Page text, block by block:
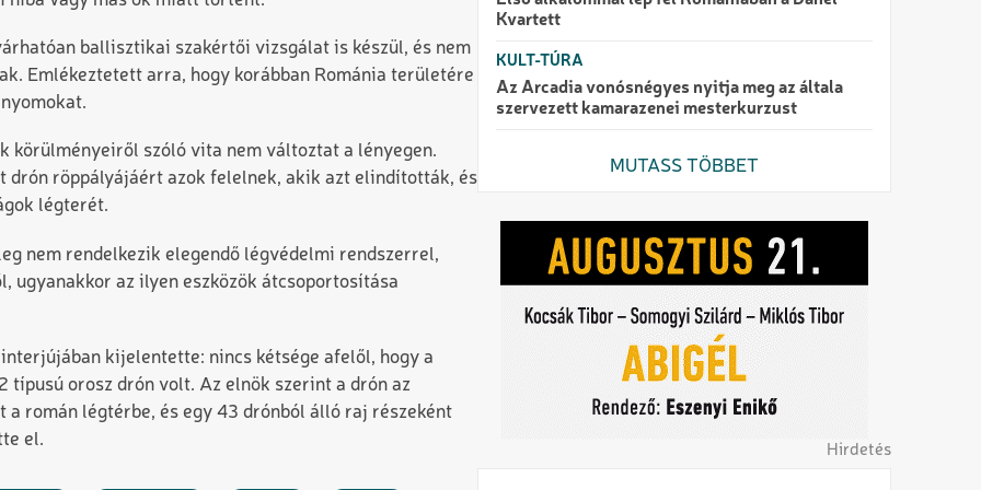
ballisztikai szakértői vizsgálat is készül, és nem
Emlékeztetett arra, hogy korábban Románia területére
körülményeiről szóló vita nem változtat a lényegen.
röppályájáért azok felelnek, akik azt elindították, és
légterét.
nem rendelkezik elegendő légvédelmi rendszerrel,
ugyanakkor az ilyen eszközök átcsoportosítása
kijelentette: nincs kétsége afelől, hogy a
típusú orosz drón volt. Az elnök szerint a drón az
román légtérbe, és egy 43 drónból álló raj részeként
el.
Kvartett
KULT-TÚRA
Az Arcadia vonósnégyes nyitja meg az általa
szervezett kamarazenei mesterkurzust
MUTASS TÖBBET
Hirdetés